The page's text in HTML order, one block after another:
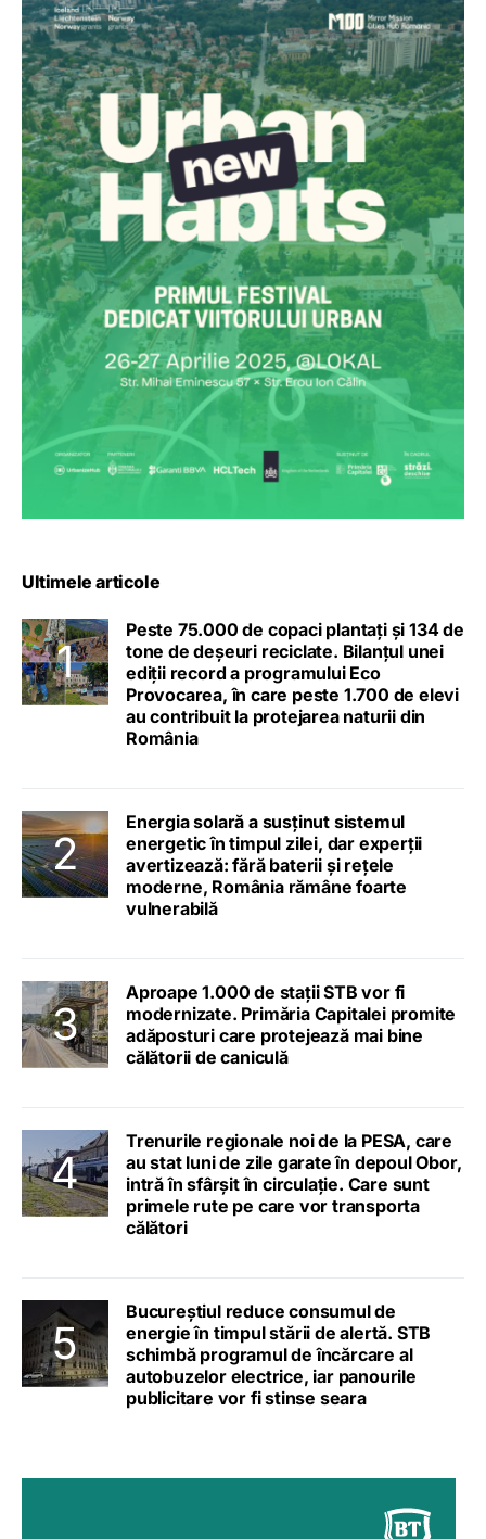
Ultimele articole
Peste 75.000 de copaci plantați și 134 de
tone de deșeuri reciclate. Bilanțul unei
ediții record a programului Eco
Provocarea, în care peste 1.700 de elevi
au contribuit la protejarea naturii din
România
Energia solară a susținut sistemul
energetic în timpul zilei, dar experții
avertizează: fără baterii și rețele
moderne, România rămâne foarte
vulnerabilă
Aproape 1.000 de stații STB vor fi
modernizate. Primăria Capitalei promite
adăposturi care protejează mai bine
călătorii de caniculă
Trenurile regionale noi de la PESA, care
au stat luni de zile garate în depoul Obor,
intră în sfârșit în circulație. Care sunt
primele rute pe care vor transporta
călători
Bucureștiul reduce consumul de
energie în timpul stării de alertă. STB
schimbă programul de încărcare al
autobuzelor electrice, iar panourile
publicitare vor fi stinse seara